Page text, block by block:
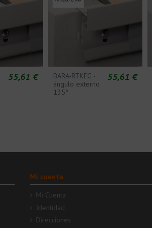
55,61 €
BARA-RTKEG -
ángulo externo
135°
55,61 €
Mi cuenta
Mi Cuenta
Identidad
Direcciones